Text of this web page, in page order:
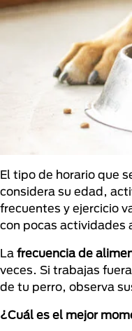
El tipo de horario que
considera su edad,
frecuentes y ejercicio
con pocas actividades
La frecuencia de
veces. Si trabajas
de tu perro, observa
¿Cuál es el mejor